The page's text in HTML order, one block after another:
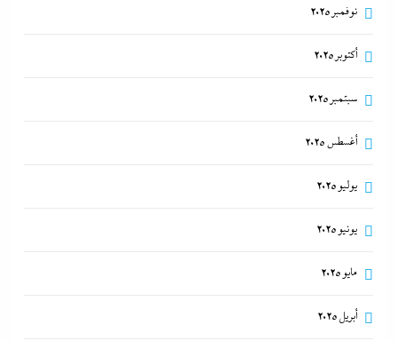
نوفمبر 2025
أكتوبر 2025
سبتمبر 2025
أغسطس 2025
يوليو 2025
يونيو 2025
مايو 2025
أبريل 2025